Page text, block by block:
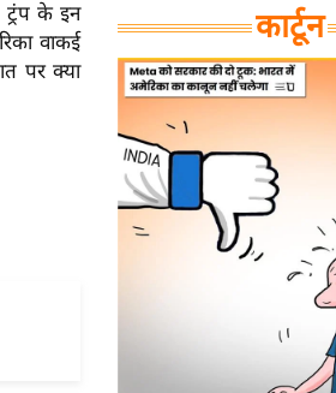
ट्रंप के इन
वाकई
पर क्या
कार्टून